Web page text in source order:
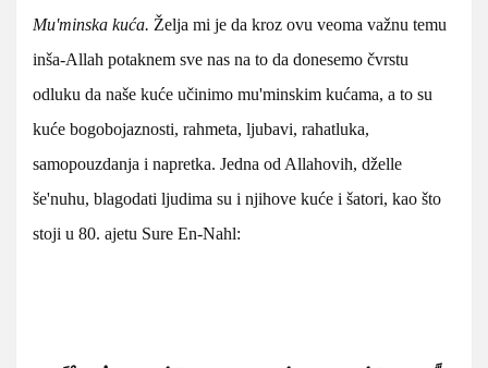
Mu'minska kuća. Želja mi je da kroz ovu veoma važnu temu
inša-Allah potaknem sve nas na to da donesemo čvrstu
odluku da naše kuće učinimo mu'minskim kućama, a to su
kuće bogobojaznosti, rahmeta, ljubavi, rahatluka,
samopouzdanja i napretka. Jedna od Allahovih, dželle
še'nuhu, blagodati ljudima su i njihove kuće i šatori, kao što
stoji u 80. ajetu Sure En-Nahl: